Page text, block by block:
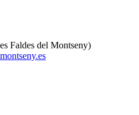
Faldes del Montseny)